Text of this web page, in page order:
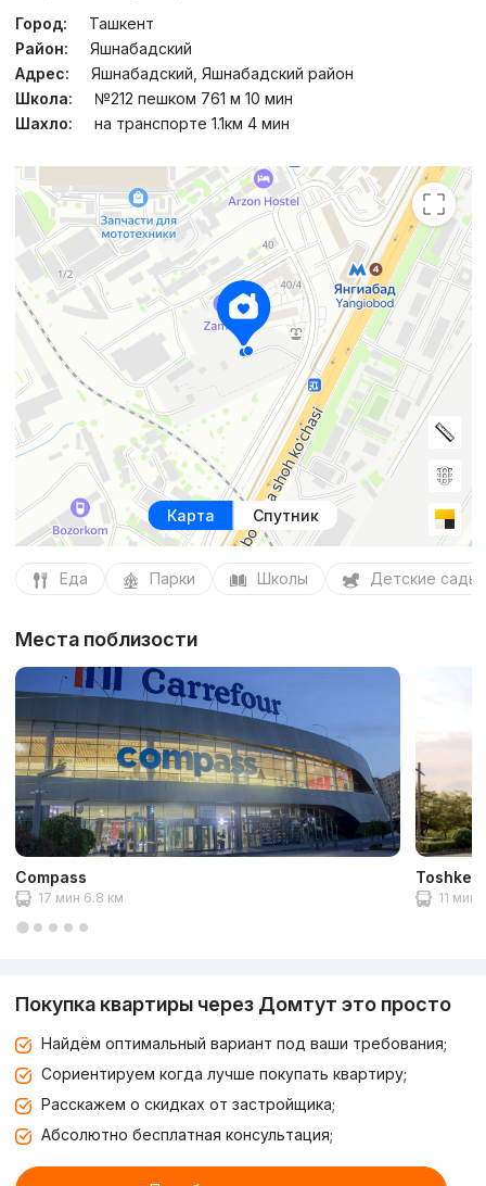
Город:
Ташкент
Район:
Яшнабадский
Адрес:
Яшнабадский, Яшнабадский район
Школа:
№212 пешком 761 м 10 мин
Шахло:
на транспорте 1.1км 4 мин
Карта Спутник
Еда Парки Школы Детские сады
Места поблизости
Compass
17 мин 6.8 км 11 мин
Покупка квартиры через Домтут это просто
Найдём оптимальный вариант под ваши требования;
Сориентируем когда лучше покупать квартиру;
Расскажем о скидках от застройщика;
Абсолютно бесплатная консультация;